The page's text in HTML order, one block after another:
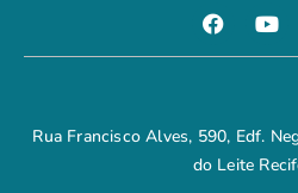
Rua Francisco Alves, 590, Edf.
do Leite